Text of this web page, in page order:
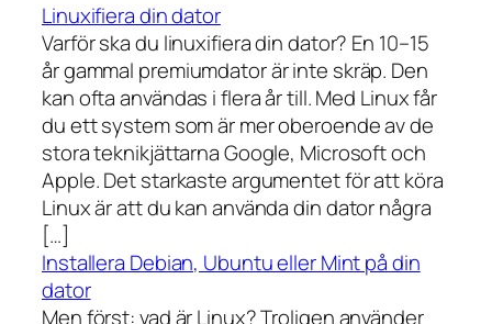
Linuxifiera din dator
Varför ska du linuxifiera din dator? En 10–15
år gammal premiumdator är inte skräp. Den
kan ofta användas i flera år till. Med Linux får
du ett system som är mer oberoende av de
stora teknikjättarna Google, Microsoft och
Apple. Det starkaste argumentet för att köra
Linux är att du kan använda din dator några
[…]
Installera Debian, Ubuntu eller Mint på din
dator
Men först: vad är Linux? Troligen använder